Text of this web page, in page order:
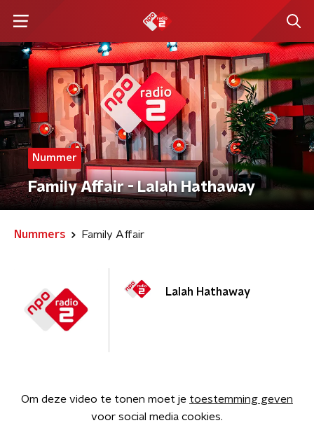
Nummer
Family Affair - Lalah Hathaway
Nummers Family Affair
Lalah Hathaway
Om deze video te tonen moet je toestemming geven
voor social media cookies.